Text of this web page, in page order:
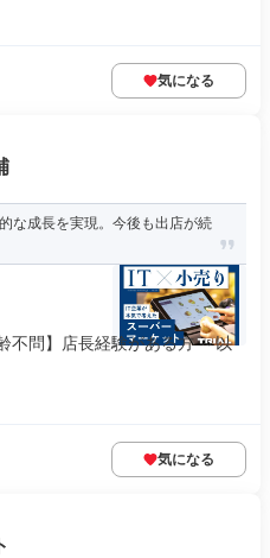
気になる
な成長を実現。今後も出店が続
不問】店長経験がある方 ～以
気になる